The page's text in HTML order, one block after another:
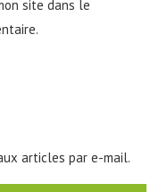
site dans le
articles par e-mail.